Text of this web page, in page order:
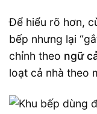
Để hiểu rõ hơn,
bếp nhưng lại
chỉnh theo ngữ
loạt cả nhà theo